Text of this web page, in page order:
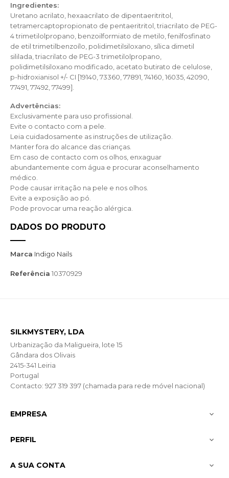
Ingredientes:
Uretano acrilato, hexaacrilato de dipentaeritritol,
tetramercaptopropionato de pentaeritritol, triacrilato de PEG-
4 trimetilolpropano, benzoilformiato de metilo, fenilfosfinato
de etil trimetilbenzoílo, polidimetilsiloxano, sílica dimetil
sililada, triacrilato de PEG-3 trimetilolpropano,
polidimetilsiloxano modificado, acetato butirato de celulose,
p-hidroxianisol +/- CI [19140, 73360, 77891, 74160, 16035, 42090,
77491, 77492, 77499].
Advertências:
Exclusivamente para uso profissional.
Evite o contacto com a pele.
Leia cuidadosamente as instruções de utilização.
Manter fora do alcance das crianças.
Em caso de contacto com os olhos, enxaguar
abundantemente com água e procurar aconselhamento
médico.
Pode causar irritação na pele e nos olhos.
Evite a exposição ao pó.
Pode provocar uma reação alérgica.
DADOS DO PRODUTO
Marca Indigo Nails
Referência 10370929
SILKMYSTERY, LDA
Urbanização da Maligueira, lote 15
Gândara dos Olivais
2415-341 Leiria
Portugal
Contacto: 927 319 397 (chamada para rede móvel nacional)
EMPRESA 
PERFIL 
A SUA CONTA 